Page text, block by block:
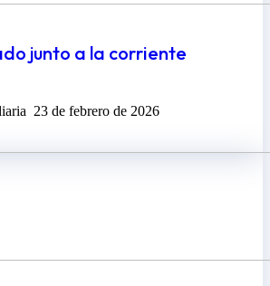
junto a la corriente
23 de febrero de 2026